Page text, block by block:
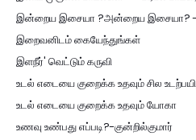
இன்றைய இசையா ?அன்றைய இசையா? -
இறைவனிடம் கையேந்துங்கள்
இளநீர்' வெட்டும் கருவி
உடல் எடையை குறைக்க உதவும் சில
உடல் எடையை குறைக்க உதவும் யோகா
உணவு உண்பது எப்படி?-குன்றில்குமார்